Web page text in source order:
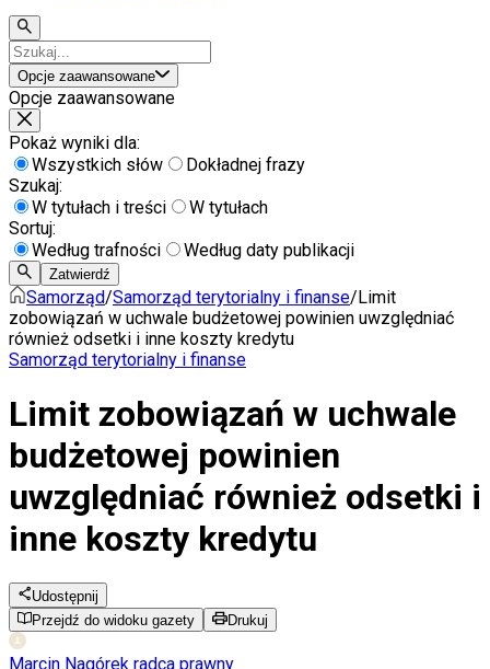
Opcje zaawansowane
Opcje zaawansowane
Pokaż wyniki dla:
Wszystkich słów
Dokładnej frazy
Szukaj:
W tytułach i treści
W tytułach
Sortuj:
Według trafności
Według daty publikacji
Zatwierdź
Samorząd/Samorząd terytorialny i finanse/Limit
zobowiązań w uchwale budżetowej powinien uwzględniać
również odsetki i inne koszty kredytu
Samorząd terytorialny i finanse
Limit zobowiązań w uchwale
budżetowej powinien
uwzględniać również odsetki i
inne koszty kredytu
Udostępnij
Przejdź do widoku gazety
Drukuj
Marcin Nagórek radca prawny